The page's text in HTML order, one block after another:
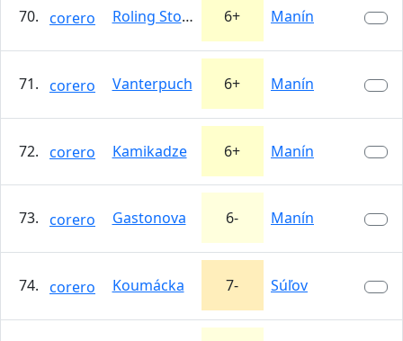
70. corero Roling Stones 6+ Manín
71. corero Vanterpuch 6+ Manín
72. corero Kamikadze 6+ Manín
73. corero Gastonova 6- Manín
74. corero Koumácka 7- Súľov